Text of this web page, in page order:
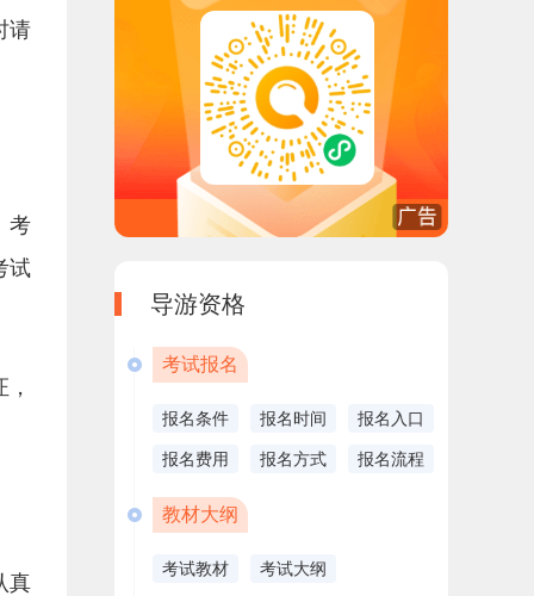
请
考
试
真
导游资格
考试报名
报名条件 报名时间 报名入口
报名费用 报名方式 报名流程
教材大纲
考试教材 考试大纲